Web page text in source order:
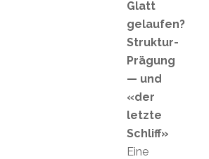
Glatt
gelaufen?
Struktur-
Prägung
— und
«der
letzte
Schliff»
Eine